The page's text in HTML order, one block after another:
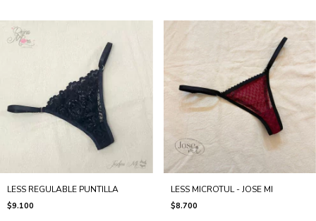
LESS REGULABLE PUNTILLA
$9.100
LESS MICROTUL - JOSE MI
$8.700